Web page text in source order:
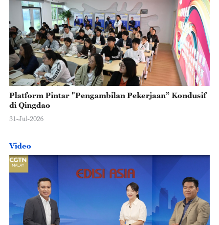
Platform Pintar "Pengambilan Pekerjaan” Kondusif
di Qingdao
31-Jul-2026
Video